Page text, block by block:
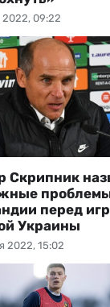
2022, 09:22
2022, 15:02
Скрипник
перед
Украины